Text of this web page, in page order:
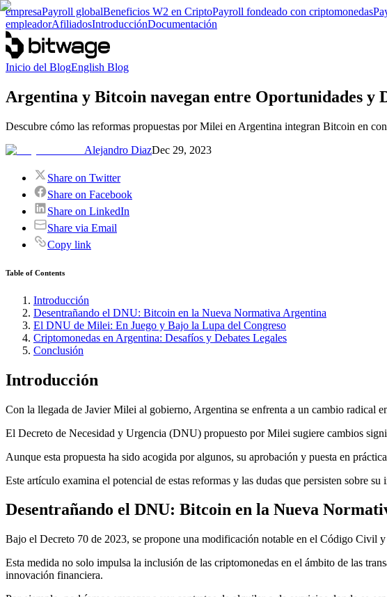
empresaPayroll globalBeneficios W2 en CriptoPayroll fondeado con criptomonedas
empleadorAfiliadosIntroducciónDocumentación
Inicio del BlogEnglish Blog
Argentina y Bitcoin navegan entre Oportunidades y
Descubre cómo las reformas propuestas por Milei en Argentina integran Bitcoin en
Alejandro DiazDec 29, 2023
Share on Twitter
Share on Facebook
Share on LinkedIn
Share via Email
Copy link
Table of Contents
Introducción
Desentrañando el DNU: Bitcoin en la Nueva Normativa Argentina
El DNU de Milei: En Juego y Bajo la Lupa del Congreso
Criptomonedas en Argentina: Desafíos y Debates Legales
Conclusión
Introducción
Con la llegada de Javier Milei al gobierno, Argentina se enfrenta a un cambio radical
El Decreto de Necesidad y Urgencia (DNU) propuesto por Milei sugiere cambios
Aunque esta propuesta ha sido acogida por algunos, su aprobación y puesta en
Este artículo examina el potencial de estas reformas y las dudas que persisten sobre su
Desentrañando el DNU: Bitcoin en la Nueva
Bajo el Decreto 70 de 2023, se propone una modificación notable en el Código Civil
Esta medida no solo impulsa la inclusión de las criptomonedas en el ámbito de las
innovación financiera.